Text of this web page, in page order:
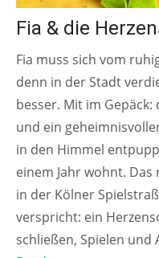
Fia & die
Fia muss sich vom
denn in der Stadt
besser. Mit im
und ein
in den Himmel
einem Jahr wohnt.
in der Kölner
verspricht: ein
schließen, Spielen und